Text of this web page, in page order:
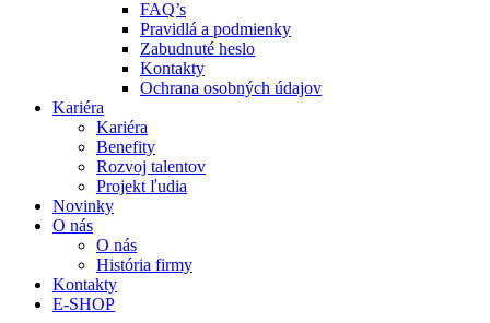
FAQ’s
Pravidlá a podmienky
Zabudnuté heslo
Kontakty
Ochrana osobných údajov
Kariéra
Kariéra
Benefity
Rozvoj talentov
Projekt ľudia
Novinky
O nás
O nás
História firmy
Kontakty
E-SHOP